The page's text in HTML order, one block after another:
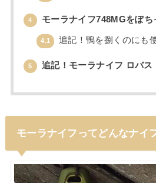
4 モーラナイフ748MGをぽち
4.1 追記！鴨を捌くのにも
5 追記！モーラナイフ ロバス
モーラナイフってどんなナイ